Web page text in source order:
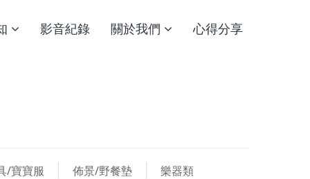
影音紀錄 關於我們 心得分享
/寶寶服 佈景/野餐墊 樂器類